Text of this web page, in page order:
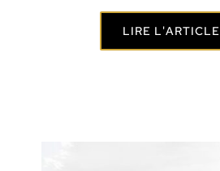
LIRE L'ARTICLE